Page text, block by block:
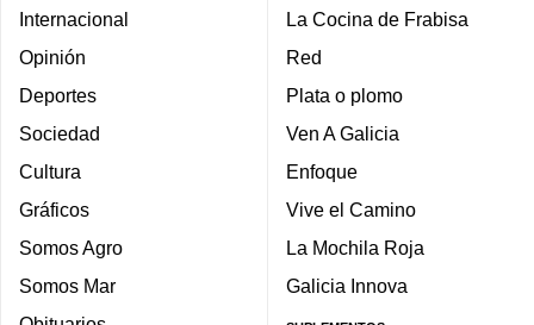
Internacional
Opinión
Deportes
Sociedad
Cultura
Gráficos
Somos Agro
Somos Mar
La Cocina de Frabisa
Red
Plata o plomo
Ven A Galicia
Enfoque
Vive el Camino
La Mochila Roja
Galicia Innova